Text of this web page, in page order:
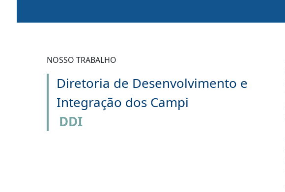
NOSSO TRABALHO
Diretoria de Desenvolvimento e
Integração dos Campi
DDI